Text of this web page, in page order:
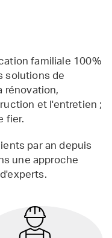
familiale 100%
solutions de
rénovation,
et l'entretien ;
fier.
par an depuis
une approche